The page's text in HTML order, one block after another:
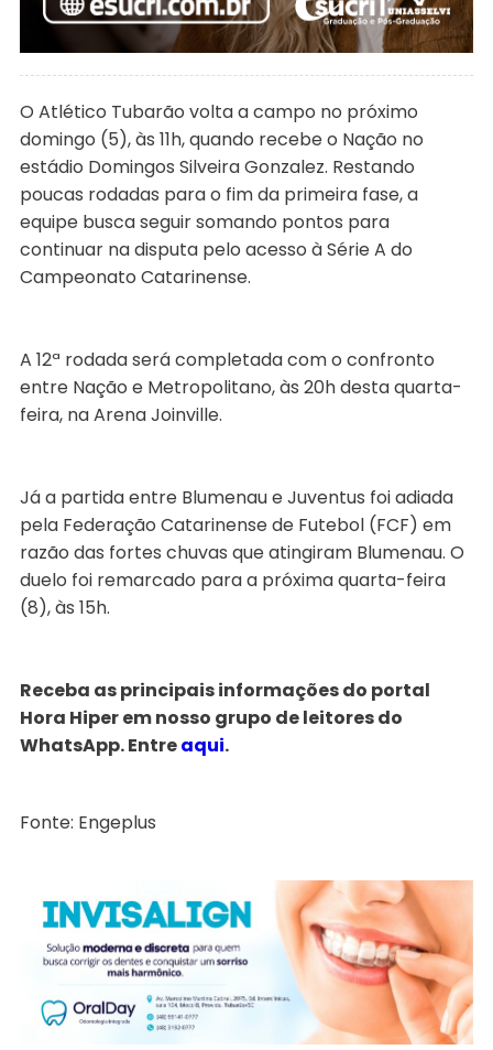
O Atlético Tubarão volta a campo no próximo
domingo (5), às 11h, quando recebe o Nação no
estádio Domingos Silveira Gonzalez. Restando
poucas rodadas para o fim da primeira fase, a
equipe busca seguir somando pontos para
continuar na disputa pelo acesso à Série A do
Campeonato Catarinense.
A 12ª rodada será completada com o confronto
entre Nação e Metropolitano, às 20h desta quarta-
feira, na Arena Joinville.
Já a partida entre Blumenau e Juventus foi adiada
pela Federação Catarinense de Futebol (FCF) em
razão das fortes chuvas que atingiram Blumenau. O
duelo foi remarcado para a próxima quarta-feira
(8), às 15h.
Receba as principais informações do portal
Hora Hiper em nosso grupo de leitores do
WhatsApp. Entreaqui.
Fonte: Engeplus